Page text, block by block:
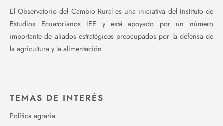
El Observatorio del Cambio Rural es una iniciativa del Instituto de
Estudios Ecuatorianos IEE y está apoyado por un número
importante de aliados estratégicos preocupados por la defensa de
la agricultura y la alimentación.
TEMAS DE INTERÉS
Política agraria